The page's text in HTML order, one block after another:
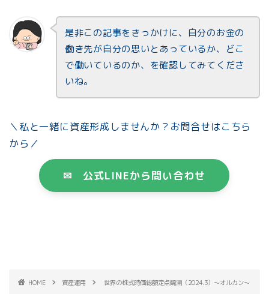
是非この記事をきっかけに、自分のお金の
働き先が自分の思いとあっているか、どこ
で働いているのか、を確認してみてくださ
いね。
＼私と一緒に資産形成しませんか？お問合せはこちら
から／
✉ 公式LINEから問い合わせ
HOME 資産運用 世界の株式時価総額定点観測（2024.3）～オルカン～